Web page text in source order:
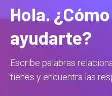
Hola.
ayudarte?
Escribe palabras
tienes y encuentra las